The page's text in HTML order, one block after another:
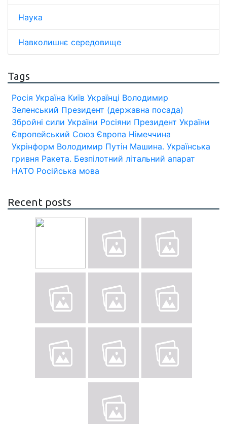
Наука
Навколишнє середовище
Tags
Росія Україна Київ Українці Володимир
Зеленський Президент (державна посада)
Збройні сили України Росіяни Президент України
Європейський Союз Європа Німеччина
Укрінформ Володимир Путін Машина. Українська
гривня Ракета. Безпілотний літальний апарат
НАТО Російська мова
Recent posts